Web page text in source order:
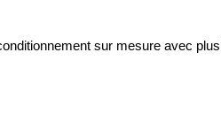
sur mesure avec